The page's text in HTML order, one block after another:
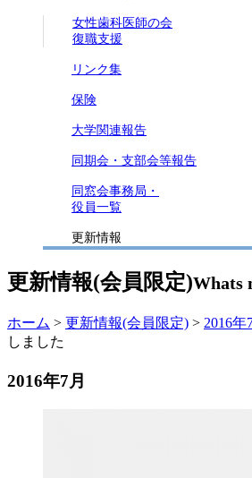
女性歯科医師の会
復職支援
リンク集
保険
大学関連報告
同期会・支部会等報告
同窓会事務局・
役員一覧
更新情報
更新情報(会員限定)Whats
ホーム > 更新情報(会員限定) > 2016年
しました
2016年7月